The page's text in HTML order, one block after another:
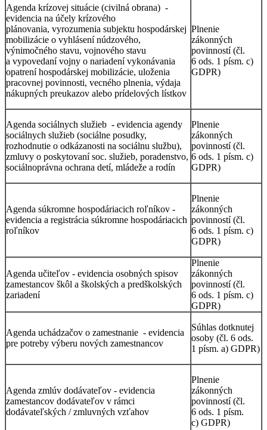
Agenda krízovej situácie (civilná obrana) -
evidencia na účely krízového
plánovania, vyrozumenia subjektu hospodárskej
mobilizácie o vyhlásení núdzového,
výnimočného stavu, vojnového stavu
a vypovedaní vojny o nariadení vykonávania
opatrení hospodárskej mobilizácie, uloženia
pracovnej povinnosti, vecného plnenia, výdaja
nákupných preukazov alebo prídelových lístkov
Plnenie
zákonných
povinností (čl.
6 ods. 1 písm. c)
GDPR)
Agenda sociálnych služieb - evidencia agendy
sociálnych služieb (sociálne posudky,
rozhodnutie o odkázanosti na sociálnu službu),
zmluvy o poskytovaní soc. služieb, poradenstvo,
sociálnoprávna ochrana detí, mládeže a rodín
Plnenie
zákonných
povinností (čl.
6 ods. 1 písm. c)
GDPR)
Agenda súkromne hospodáriacich roľníkov -
evidencia a registrácia súkromne hospodáriacich
roľníkov
Plnenie
zákonných
povinností (čl.
6 ods. 1 písm. c)
GDPR)
Agenda učiteľov - evidencia osobných spisov
zamestancov škôl a školských a predškolských
zariadení
Plnenie
zákonných
povinností (čl.
6 ods. 1 písm. c)
GDPR)
Agenda uchádzačov o zamestnanie - evidencia
pre potreby výberu nových zamestnancov
Súhlas dotknutej
osoby (čl. 6 ods.
1 písm. a) GDPR)
Agenda zmlúv dodávateľov - evidencia
zamestancov dodávateľov v rámci
dodávateľských / zmluvných vzťahov
Plnenie
zákonných
povinností (čl.
6 ods. 1 písm.
c) GDPR)